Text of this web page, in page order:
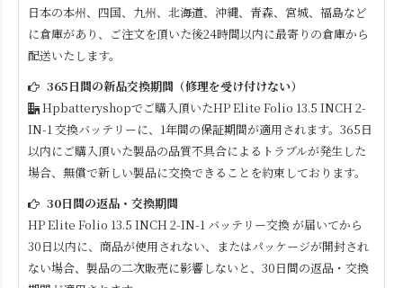
日本の本州、四国、九州、北海道、沖縄、青森、宮城、福島など
に倉庫があり、ご注文を頂いた後24時間以内に最寄りの倉庫から
配送いたします。
365日間の新品交換期間（修理を受け付けない）
Hpbatteryshopでご購入頂いたHP Elite Folio 13.5 INCH 2-
IN-1交換バッテリーに、1年間の保証期間が適用されます。365日
以内にご購入頂いた製品の品質不具合によるトラブルが発生した
場合、無償で新しい製品に交換できることを約束しております。
30日間の返品・交換期間
HP Elite Folio 13.5 INCH 2-IN-1 バッテリー交換 が届いてから
30日以内に、商品が使用されない、またはパッケージが開封され
ない場合、製品の二次販売に影響しないと、30日間の返品・交換